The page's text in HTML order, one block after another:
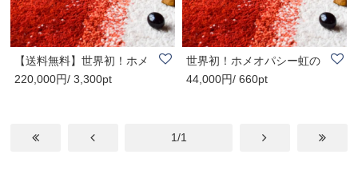
【送料無料】世界初！ホメ
オパシー虹のじ..
220,000円/ 3,300pt
世界初！ホメオパシー虹の
じゅうたんmini
44,000円/ 660pt
1/1